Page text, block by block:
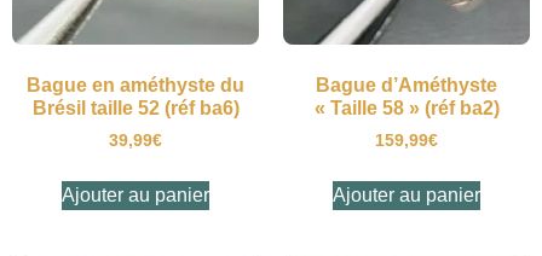
Bague en améthyste du
Brésil taille 52 (réf ba6)
39,99€
Ajouter au panier
Bague d’Améthyste
« Taille 58 » (réf ba2)
159,99€
Ajouter au panier